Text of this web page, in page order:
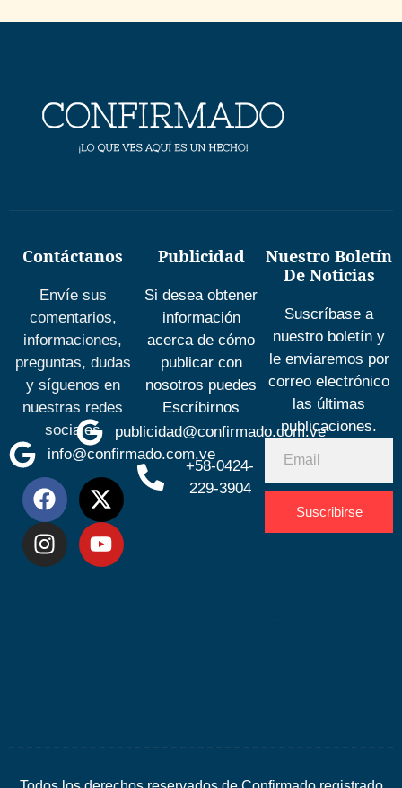
Contáctanos
Envíe sus
comentarios,
informaciones,
preguntas, dudas
y síguenos en
nuestras redes
sociales
info@confirmado.com.ve
Publicidad
Si desea obtener
información
acerca de cómo
publicar con
nosotros puedes
Escríbirnos
publicidad@confirmado.com.ve
+58-0424-
229-3904
Nuestro Boletín
De Noticias
Suscríbase a
nuestro boletín y
le enviaremos por
correo electrónico
las últimas
publicaciones.
Suscribirse